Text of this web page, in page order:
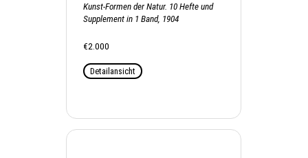
Kunst-Formen der Natur. 10 Hefte und
Supplement in 1 Band, 1904
€2.000
Detailansicht